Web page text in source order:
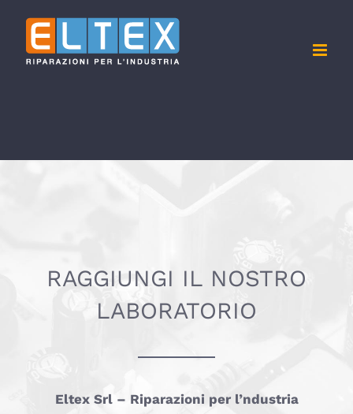
contenuto
RAGGIUNGI IL NOSTRO
LABORATORIO
Eltex Srl – Riparazioni per l’ndustria